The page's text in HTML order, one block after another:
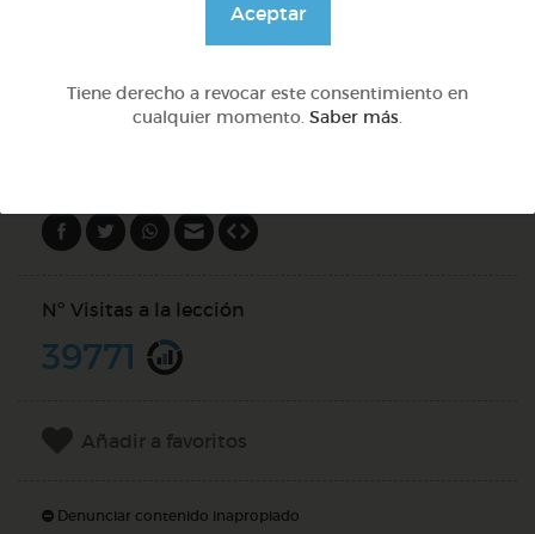
@Webparaelespanol
Nº Visitas a la lección
39771
Añadir a favoritos
Denunciar contenido inapropiado
Aceptar
Tiene derecho a revocar este consentimiento en
cualquier momento. Saber más.